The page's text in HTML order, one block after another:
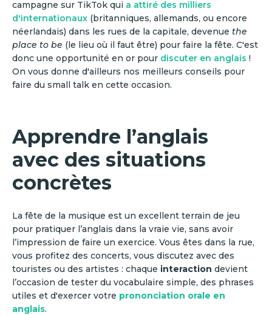
campagne sur TikTok qui a attiré des milliers
d'internationaux (britanniques, allemands, ou encore
néerlandais) dans les rues de la capitale, devenue the
place to be (le lieu où il faut être) pour faire la fête. C'est
donc une opportunité en or pour discuter en anglais !
On vous donne d'ailleurs nos meilleurs conseils pour
faire du small talk en cette occasion.
Apprendre l’anglais
avec des situations
concrètes
La fête de la musique est un excellent terrain de jeu
pour pratiquer l’anglais dans la vraie vie, sans avoir
l’impression de faire un exercice. Vous êtes dans la rue,
vous profitez des concerts, vous discutez avec des
touristes ou des artistes : chaque interaction devient
l’occasion de tester du vocabulaire simple, des phrases
utiles et d'exercer votre prononciation orale en
anglais.